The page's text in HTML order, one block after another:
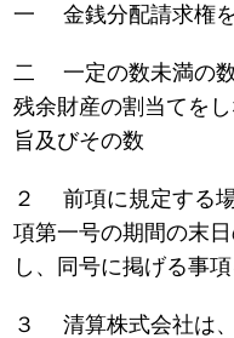
一 金銭分配請求権を
二 一定の数未満の数
残余財産の割当てを
旨及びその数
２ 前項に規定する
項第一号の期間の末
し、同号に掲げる事
３ 清算株式会社は